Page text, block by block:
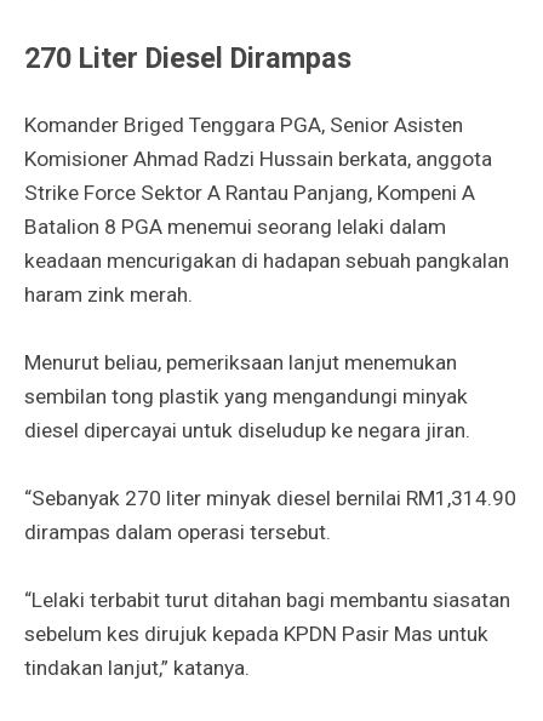
270 Liter Diesel Dirampas
Komander Briged Tenggara PGA, Senior Asisten
Komisioner Ahmad Radzi Hussain berkata, anggota
Strike Force Sektor A Rantau Panjang, Kompeni A
Batalion 8 PGA menemui seorang lelaki dalam
keadaan mencurigakan di hadapan sebuah pangkalan
haram zink merah.
Menurut beliau, pemeriksaan lanjut menemukan
sembilan tong plastik yang mengandungi minyak
diesel dipercayai untuk diseludup ke negara jiran.
“Sebanyak 270 liter minyak diesel bernilai RM1,314.90
dirampas dalam operasi tersebut.
“Lelaki terbabit turut ditahan bagi membantu siasatan
sebelum kes dirujuk kepada KPDN Pasir Mas untuk
tindakan lanjut,” katanya.